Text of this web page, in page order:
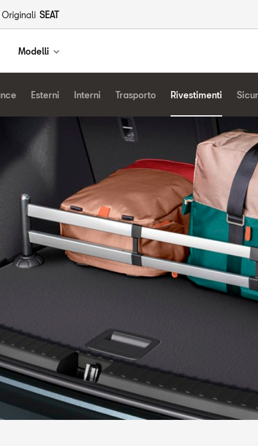
Originali SEAT
Modelli
Esterni Interni Trasporto Rivestimenti